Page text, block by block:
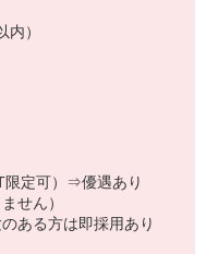
）
限定可）⇒優遇あり
せん）
ある方は即採用あり